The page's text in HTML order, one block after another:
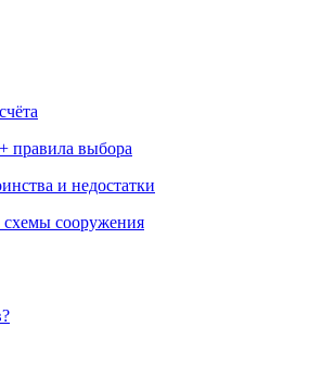
правила выбора
и недостатки
схемы сооружения